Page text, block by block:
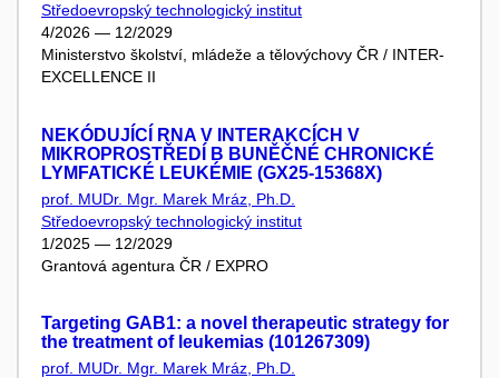
Středoevropský technologický institut
4/2026 — 12/2029
Ministerstvo školství, mládeže a tělovýchovy ČR / INTER-
EXCELLENCE II
NEKÓDUJÍCÍ RNA V INTERAKCÍCH V
MIKROPROSTŘEDÍ B BUNĚČNÉ CHRONICKÉ
LYMFATICKÉ LEUKÉMIE (GX25-15368X)
prof. MUDr. Mgr. Marek Mráz, Ph.D.
Středoevropský technologický institut
1/2025 — 12/2029
Grantová agentura ČR / EXPRO
Targeting GAB1: a novel therapeutic strategy for
the treatment of leukemias (101267309)
prof. MUDr. Mgr. Marek Mráz, Ph.D.